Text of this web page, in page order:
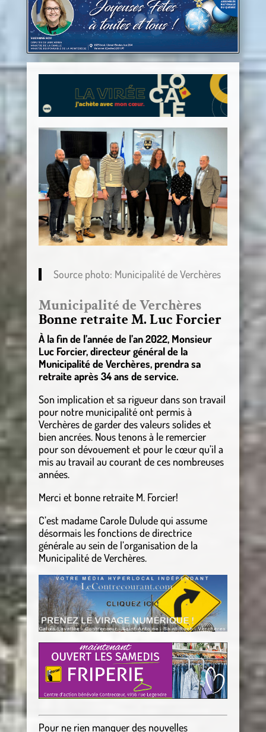
Source photo: Municipalité de Verchères
Municipalité de Verchères
Bonne retraite M. Luc Forcier
À la fin de l’année de l’an 2022, Monsieur
Luc Forcier, directeur général de la
Municipalité de Verchères, prendra sa
retraite après 34 ans de service.
Son implication et sa rigueur dans son travail
pour notre municipalité ont permis à
Verchères de garder des valeurs solides et
bien ancrées. Nous tenons à le remercier
pour son dévouement et pour le cœur qu’il a
mis au travail au courant de ces nombreuses
années.
Merci et bonne retraite M. Forcier!
C’est madame Carole Dulude qui assume
désormais les fonctions de directrice
générale au sein de l’organisation de la
Municipalité de Verchères.
Pour ne rien manquer des nouvelles